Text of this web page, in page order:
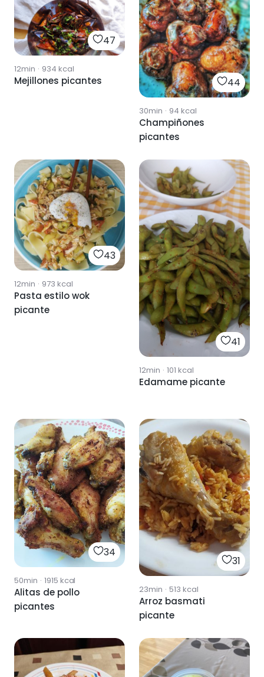
47
12min · 934 kcal
Mejillones picantes 44
30min · 94 kcal
Champiñones
picantes
43
12min · 973 kcal
Pasta estilo wok
picante
41
12min · 101 kcal
Edamame picante
34
50min · 1915 kcal
Alitas de pollo
picantes
31
23min · 513 kcal
Arroz basmati
picante